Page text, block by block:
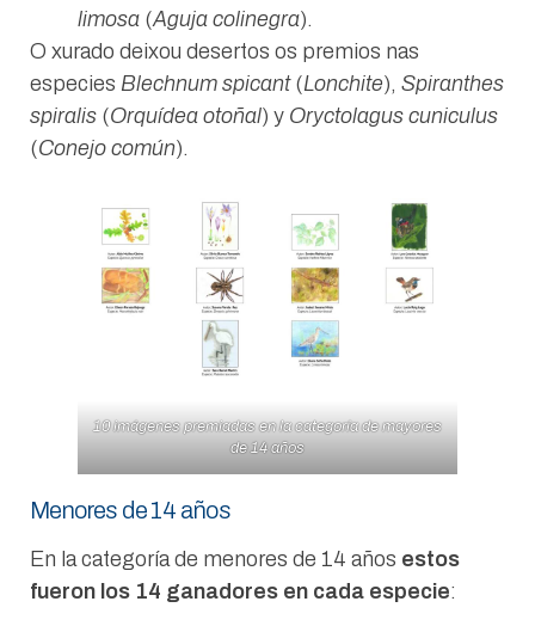
limosa (Aguja colinegra).
O xurado deixou desertos os premios nas
especies Blechnum spicant(Lonchite), Spiranthes
spiralis (Orquídea otoñal) y Oryctolagus cuniculus
(Conejo común).
10 imágenes premiadas en la categoría de mayores
de 14 años
Menores de 14 años
En la categoría de menores de 14 años estos
fueron los 14 ganadores en cada especie: